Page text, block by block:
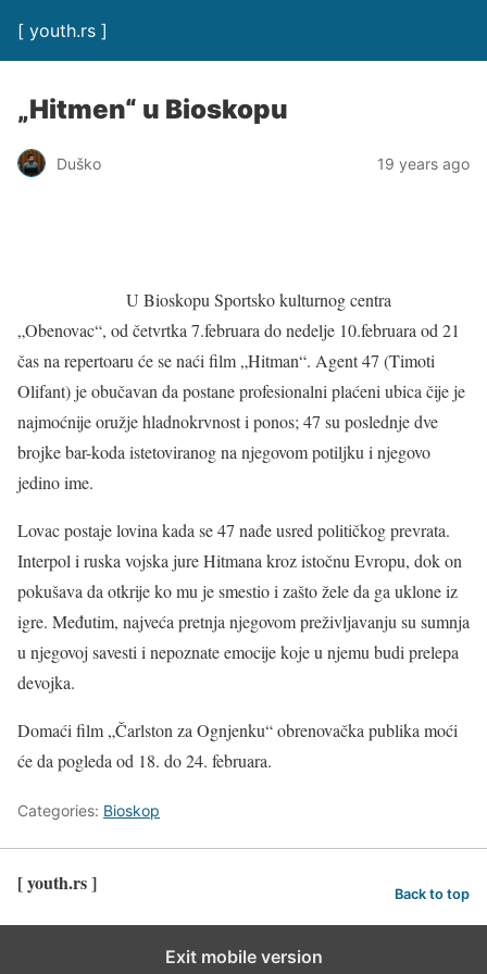
[ youth.rs ]
„Hitmen“ u Bioskopu
Duško 19 years ago
U Bioskopu Sportsko kulturnog centra
„Obenovac“, od četvrtka 7.februara do nedelje 10.februara od 21
čas na repertoaru će se naći film „Hitman“. Agent 47 (Timoti
Olifant) je obučavan da postane profesionalni plaćeni ubica čije je
najmoćnije oružje hladnokrvnost i ponos; 47 su poslednje dve
brojke bar-koda istetoviranog na njegovom potiljku i njegovo
jedino ime.
Lovac postaje lovina kada se 47 nađe usred političkog prevrata.
Interpol i ruska vojska jure Hitmana kroz istočnu Evropu, dok on
pokušava da otkrije ko mu je smestio i zašto žele da ga uklone iz
igre. Međutim, najveća pretnja njegovom preživljavanju su sumnja
u njegovoj savesti i nepoznate emocije koje u njemu budi prelepa
devojka.
Domaći film „Čarlston za Ognjenku“ obrenovačka publika moći
će da pogleda od 18. do 24. februara.
Categories: Bioskop
[ youth.rs ] Back to top
Exit mobile version